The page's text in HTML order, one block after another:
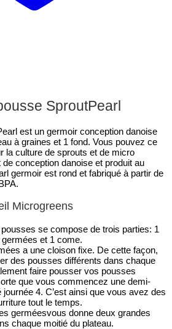
SproutPearl
est un germoir conception danoise
à graines et 1 fond. Vous pouvez ce
la culture de sprouts et de micro
conception danoise et produit au
germoir est rond et fabriqué à partir de
Microgreens
se compose de trois parties: 1
et 1 come.
a une cloison fixe. De cette façon,
des pousses différents dans chaque
faire pousser vos pousses
que vous commencez une demi-
journée 4. C’est ainsi que vous avez des
tout le temps.
germéesvous donne deux grandes
chaque moitié du plateau.